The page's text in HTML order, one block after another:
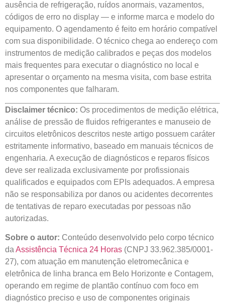
ausência de refrigeração, ruídos anormais, vazamentos,
códigos de erro no display — e informe marca e modelo do
equipamento. O agendamento é feito em horário compatível
com sua disponibilidade. O técnico chega ao endereço com
instrumentos de medição calibrados e peças dos modelos
mais frequentes para executar o diagnóstico no local e
apresentar o orçamento na mesma visita, com base estrita
nos componentes que falharam.
Disclaimer técnico: Os procedimentos de medição elétrica,
análise de pressão de fluidos refrigerantes e manuseio de
circuitos eletrônicos descritos neste artigo possuem caráter
estritamente informativo, baseado em manuais técnicos de
engenharia. A execução de diagnósticos e reparos físicos
deve ser realizada exclusivamente por profissionais
qualificados e equipados com EPIs adequados. A empresa
não se responsabiliza por danos ou acidentes decorrentes
de tentativas de reparo executadas por pessoas não
autorizadas.
Sobre o autor: Conteúdo desenvolvido pelo corpo técnico
da Assistência Técnica 24 Horas (CNPJ 33.962.385/0001-
27), com atuação em manutenção eletromecânica e
eletrônica de linha branca em Belo Horizonte e Contagem,
operando em regime de plantão contínuo com foco em
diagnóstico preciso e uso de componentes originais